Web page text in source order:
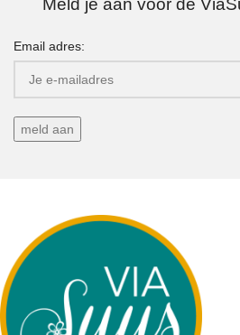
Meld je aan voor de
Email adres: